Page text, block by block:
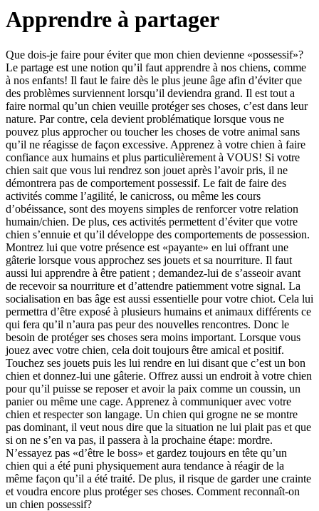
Apprendre à partager
Que dois-je faire pour éviter que mon chien devienne «possessif»?
Le partage est une notion qu’il faut apprendre à nos chiens, comme
à nos enfants! Il faut le faire dès le plus jeune âge afin d’éviter que
des problèmes surviennent lorsqu’il deviendra grand. Il est tout a
faire normal qu’un chien veuille protéger ses choses, c’est dans leur
nature. Par contre, cela devient problématique lorsque vous ne
pouvez plus approcher ou toucher les choses de votre animal sans
qu’il ne réagisse de façon excessive. Apprenez à votre chien à faire
confiance aux humains et plus particulièrement à VOUS! Si votre
chien sait que vous lui rendrez son jouet après l’avoir pris, il ne
démontrera pas de comportement possessif. Le fait de faire des
activités comme l’agilité, le canicross, ou même les cours
d’obéissance, sont des moyens simples de renforcer votre relation
humain/chien. De plus, ces activités permettent d’éviter que votre
chien s’ennuie et qu’il développe des comportements de possession.
Montrez lui que votre présence est «payante» en lui offrant une
gâterie lorsque vous approchez ses jouets et sa nourriture. Il faut
aussi lui apprendre à être patient ; demandez-lui de s’asseoir avant
de recevoir sa nourriture et d’attendre patiemment votre signal. La
socialisation en bas âge est aussi essentielle pour votre chiot. Cela lui
permettra d’être exposé à plusieurs humains et animaux différents ce
qui fera qu’il n’aura pas peur des nouvelles rencontres. Donc le
besoin de protéger ses choses sera moins important. Lorsque vous
jouez avec votre chien, cela doit toujours être amical et positif.
Touchez ses jouets puis les lui rendre en lui disant que c’est un bon
chien et donnez-lui une gâterie. Offrez aussi un endroit à votre chien
pour qu’il puisse se reposer et avoir la paix comme un coussin, un
panier ou même une cage. Apprenez à communiquer avec votre
chien et respecter son langage. Un chien qui grogne ne se montre
pas dominant, il veut nous dire que la situation ne lui plait pas et que
si on ne s’en va pas, il passera à la prochaine étape: mordre.
N’essayez pas «d’être le boss» et gardez toujours en tête qu’un
chien qui a été puni physiquement aura tendance à réagir de la
même façon qu’il a été traité. De plus, il risque de garder une crainte
et voudra encore plus protéger ses choses. Comment reconnaît-on
un chien possessif?